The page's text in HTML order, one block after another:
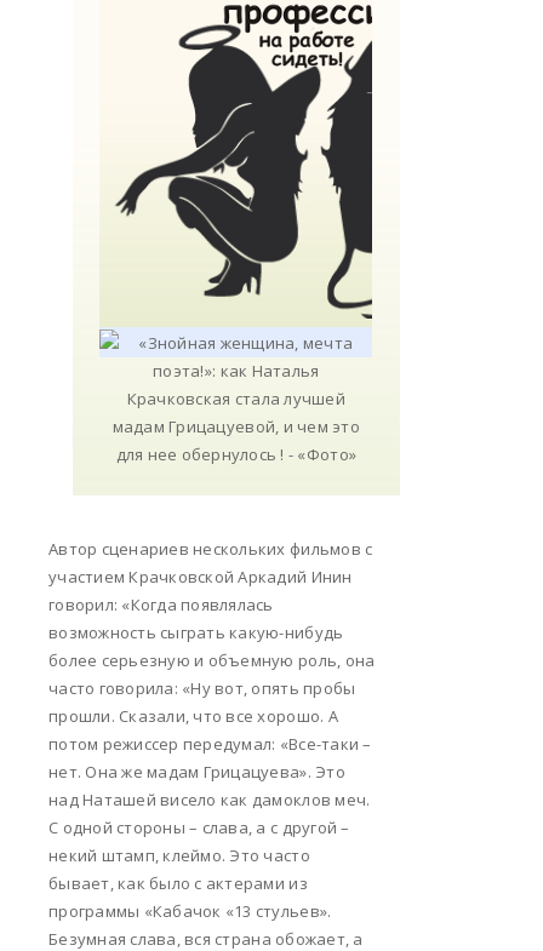
Автор сценариев нескольких фильмов с
участием Крачковской Аркадий Инин
говорил: «Когда появлялась
возможность сыграть какую-нибудь
более серьезную и объемную роль, она
часто говорила: «Ну вот, опять пробы
прошли. Сказали, что все хорошо. А
потом режиссер передумал: «Все-таки –
нет. Она же мадам Грицацуева». Это
над Наташей висело как дамоклов меч.
С одной стороны – слава, а с другой –
некий штамп, клеймо. Это часто
бывает, как было с актерами из
программы «Кабачок «13 стульев».
Безумная слава, вся страна обожает, а